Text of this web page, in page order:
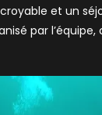
et un
par